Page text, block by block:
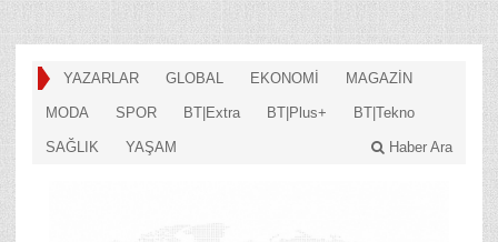
YAZARLAR GLOBAL EKONOMİ MAGAZİN
MODA SPOR BT|Extra BT|Plus+ BT|Tekno
SAĞLIK YAŞAM Haber Ara